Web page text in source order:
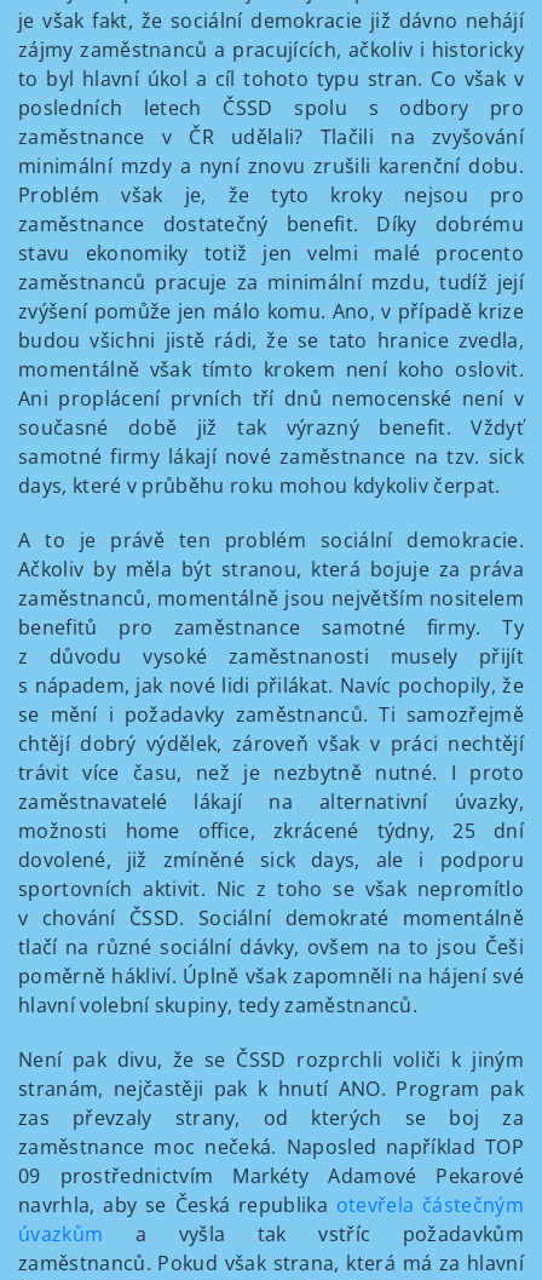
je však fakt, že sociální demokracie již dávno nehájí
zájmy zaměstnanců a pracujících, ačkoliv i historicky
to byl hlavní úkol a cíl tohoto typu stran. Co však v
posledních letech ČSSD spolu s odbory pro
zaměstnance v ČR udělali? Tlačili na zvyšování
minimální mzdy a nyní znovu zrušili karenční dobu.
Problém však je, že tyto kroky nejsou pro
zaměstnance dostatečný benefit. Díky dobrému
stavu ekonomiky totiž jen velmi malé procento
zaměstnanců pracuje za minimální mzdu, tudíž její
zvýšení pomůže jen málo komu. Ano, v případě krize
budou všichni jistě rádi, že se tato hranice zvedla,
momentálně však tímto krokem není koho oslovit.
Ani proplácení prvních tří dnů nemocenské není v
současné době již tak výrazný benefit. Vždyť
samotné firmy lákají nové zaměstnance na tzv. sick
days, které v průběhu roku mohou kdykoliv čerpat.
A to je právě ten problém sociální demokracie.
Ačkoliv by měla být stranou, která bojuje za práva
zaměstnanců, momentálně jsou největším nositelem
benefitů pro zaměstnance samotné firmy. Ty
z důvodu vysoké zaměstnanosti musely přijít
s nápadem, jak nové lidi přilákat. Navíc pochopily, že
se mění i požadavky zaměstnanců. Ti samozřejmě
chtějí dobrý výdělek, zároveň však v práci nechtějí
trávit více času, než je nezbytně nutné. I proto
zaměstnavatelé lákají na alternativní úvazky,
možnosti home office, zkrácené týdny, 25 dní
dovolené, již zmíněné sick days, ale i podporu
sportovních aktivit. Nic z toho se však nepromítlo
v chování ČSSD. Sociální demokraté momentálně
tlačí na různé sociální dávky, ovšem na to jsou Češi
poměrně hákliví. Úplně však zapomněli na hájení své
hlavní volební skupiny, tedy zaměstnanců.
Není pak divu, že se ČSSD rozprchli voliči k jiným
stranám, nejčastěji pak k hnutí ANO. Program pak
zas převzaly strany, od kterých se boj za
zaměstnance moc nečeká. Naposled například TOP
09 prostřednictvím Markéty Adamové Pekarové
navrhla, aby se Česká republika otevřela částečným
úvazkům a vyšla tak vstříc požadavkům
zaměstnanců. Pokud však strana, která má za hlavní